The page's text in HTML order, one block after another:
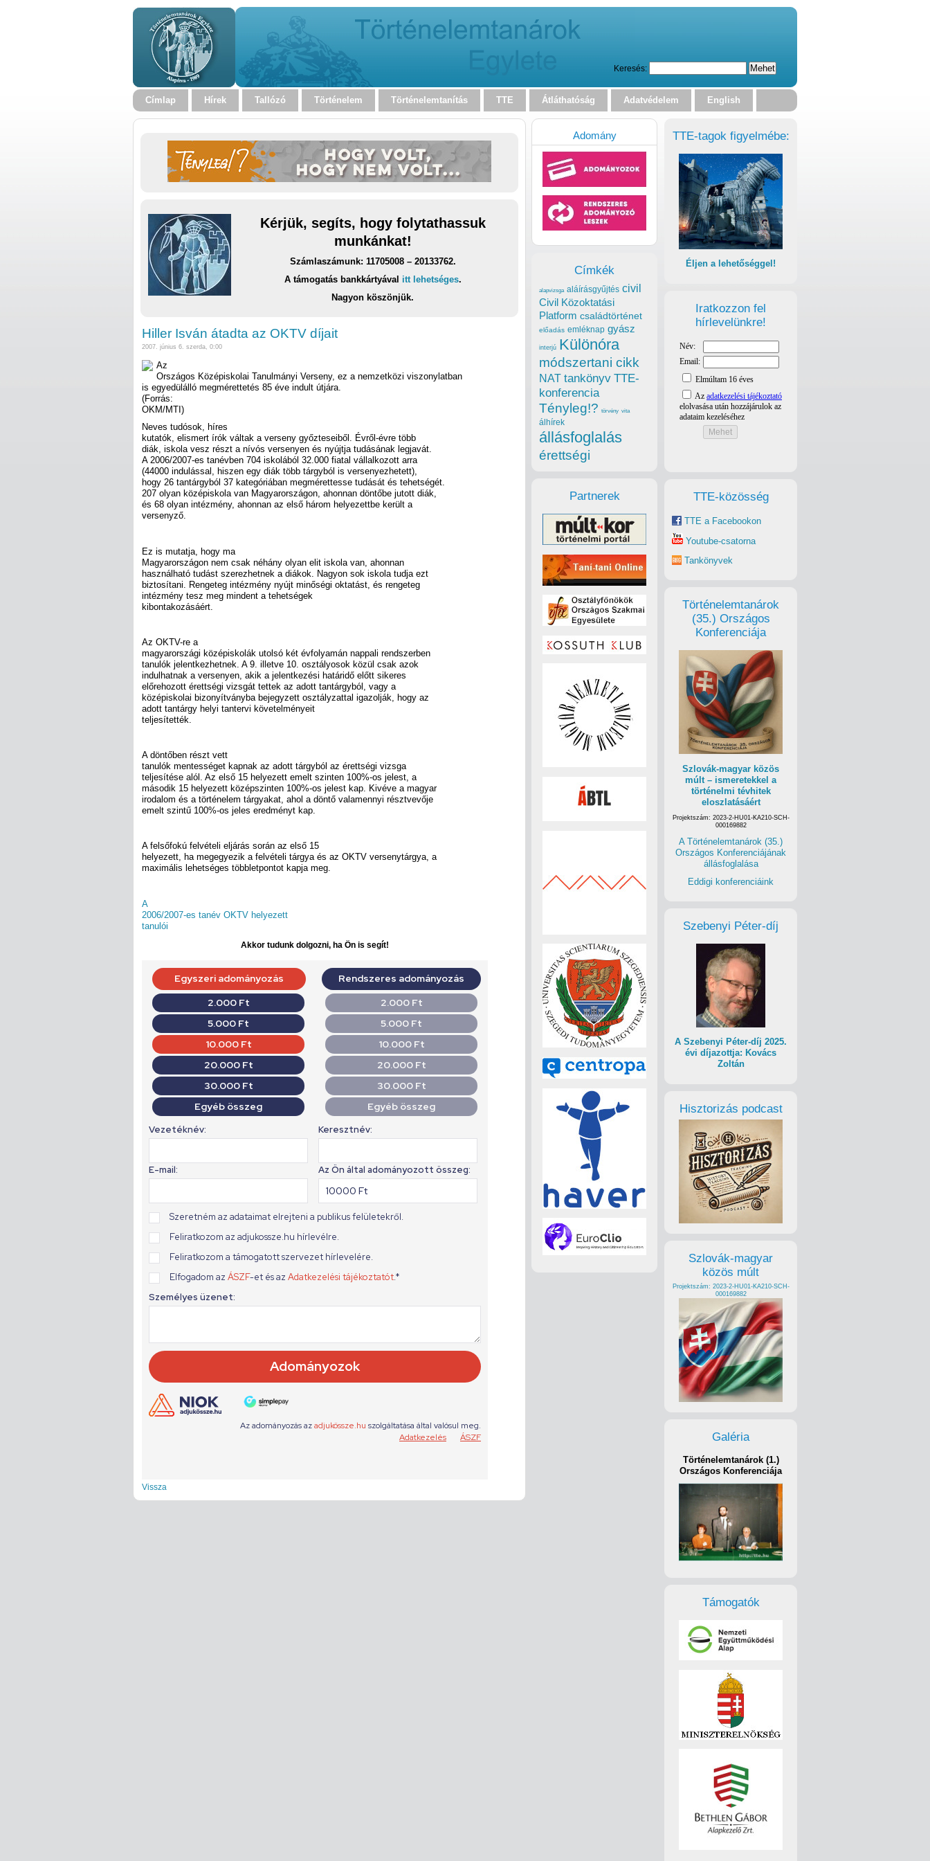
Keresés:
Címlap Hírek Tallózó Történelem Történelemtanítás TTE Átláthatóság Adatvédelem English
Kérjük, segíts, hogy folytathassuk
munkánkat!
Számlaszámunk: 11705008 – 20133762.
A támogatás bankkártyával itt lehetséges.
Nagyon köszönjük.
Hiller Isván átadta az OKTV díjait
2007. június 6. szerda, 0:00
Az
Országos Középiskolai Tanulmányi Verseny, ez a nemzetközi viszonylatban
is egyedülálló megmérettetés 85 éve indult útjára.
(Forrás:
OKM/MTI)
Neves tudósok, híres
kutatók, elismert írók váltak a verseny győzteseiből. Évről-évre több
diák, iskola vesz részt a nívós versenyen és nyújtja tudásának legjavát.
A 2006/2007-es tanévben 704 iskolából 32.000 fiatal vállalkozott arra
(44000 indulással, hiszen egy diák több tárgyból is versenyezhetett),
hogy 26 tantárgyból 37 kategóriában megmérettesse tudását és tehetségét.
207 olyan középiskola van Magyarországon, ahonnan döntőbe jutott diák,
és 68 olyan intézmény, ahonnan az első három helyezettbe került a
versenyző.
Ez is mutatja, hogy ma
Magyarországon nem csak néhány olyan elit iskola van, ahonnan
használható tudást szerezhetnek a diákok. Nagyon sok iskola tudja ezt
biztosítani. Rengeteg intézmény nyújt minőségi oktatást, és rengeteg
intézmény tesz meg mindent a tehetségek
kibontakozásáért.
Az OKTV-re a
magyarországi középiskolák utolsó két évfolyamán nappali rendszerben
tanulók jelentkezhetnek. A 9. illetve 10. osztályosok közül csak azok
indulhatnak a versenyen, akik a jelentkezési határidő előtt sikeres
előrehozott érettségi vizsgát tettek az adott tantárgyból, vagy a
középiskolai bizonyítványba bejegyzett osztályzattal igazolják, hogy az
adott tantárgy helyi tantervi követelményeit
teljesítették.
A döntőben részt vett
tanulók mentességet kapnak az adott tárgyból az érettségi vizsga
teljesítése alól. Az első 15 helyezett emelt szinten 100%-os jelest, a
második 15 helyezett középszinten 100%-os jelest kap. Kivéve a magyar
irodalom és a történelem tárgyakat, ahol a döntő valamennyi résztvevője
emelt szintű 100%-os jeles eredményt kap.
A felsőfokú felvételi eljárás során az első 15
helyezett, ha megegyezik a felvételi tárgya és az OKTV versenytárgya, a
maximális lehetséges többletpontot kapja meg.
A
2006/2007-es tanév OKTV helyezett
tanulói
Akkor tudunk dolgozni, ha Ön is segít!
Vissza
TTE-tagok figyelmébe:
Éljen a lehetőséggel!
Iratkozzon fel
hírlevelünkre!
TTE-közösség
TTE a Facebookon
Youtube-csatorna
Tankönyvek
Történelemtanárok
(35.) Országos
Konferenciája
Szlovák-magyar közös
múlt – ismeretekkel a
történelmi tévhitek
eloszlatásáért
Projektszám: 2023-2-HU01-KA210-SCH-
000169882
A Történelemtanárok (35.)
Országos Konferenciájának
állásfoglalása
Eddigi konferenciáink
Szebenyi Péter-díj
A Szebenyi Péter-díj 2025.
évi díjazottja: Kovács
Zoltán
Hisztorizás podcast
Szlovák-magyar
közös múlt
Projektszám: 2023-2-HU01-KA210-SCH-
000169882
Galéria
Történelemtanárok (1.)
Országos Konferenciája
Támogatók
Adomány
Címkék
alapvizsga aláírásgyűjtés civil
Civil Közoktatási
Platform családtörténet
előadás emléknap gyász
interjú Különóra
módszertani cikk
NAT tankönyv TTE-
konferencia
Tényleg!? törvény vita
álhírek
állásfoglalás
érettségi
Partnerek